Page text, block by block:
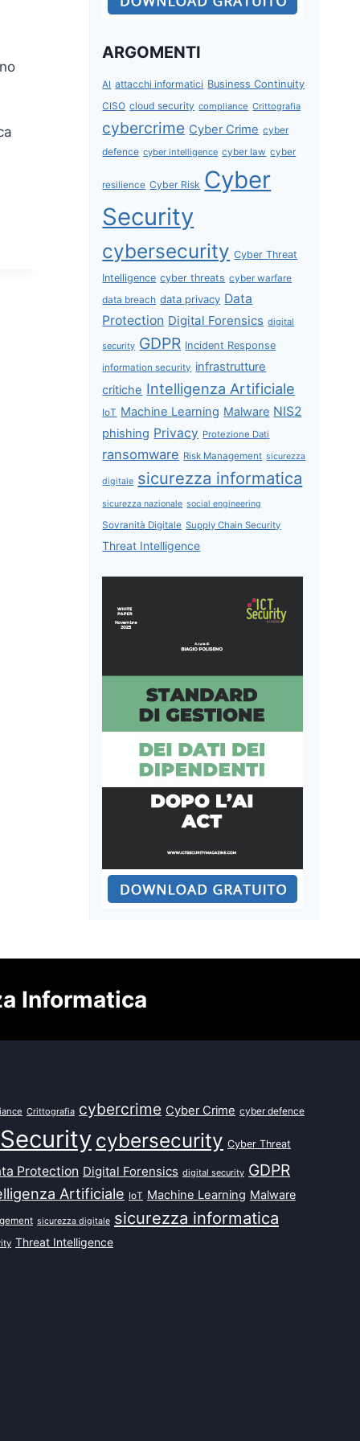
ARGOMENTI
AI attacchi informatici Business Continuity
CISO cloud security compliance Crittografia
cybercrime Cyber Crime cyber
defence cyber intelligence cyber law cyber
resilience Cyber Risk Cyber
Security
cybersecurity Cyber Threat
Intelligence cyber threats cyber warfare
data breach data privacy Data
Protection Digital Forensics digital
security GDPR Incident Response
information security infrastrutture
critiche Intelligenza Artificiale
IoT Machine Learning Malware NIS2
phishing Privacy Protezione Dati
ransomware Risk Management sicurezza
digitale sicurezza informatica
sicurezza nazionale social engineering
Sovranità Digitale Supply Chain Security
Threat Intelligence
Informatica
Crittografia cybercrime Cyber Crime cyber defence
cybersecurity Cyber Threat
Protection Digital Forensics digital security GDPR
Artificiale IoT Machine Learning Malware
sicurezza digitale sicurezza informatica
Threat Intelligence